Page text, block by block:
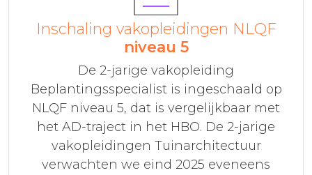
Inschaling vakopleidingen NLQF
niveau 5
De 2-jarige vakopleiding
Beplantingsspecialist is ingeschaald op
NLQF niveau 5, dat is vergelijkbaar met
het AD-traject in het HBO. De 2-jarige
vakopleidingen Tuinarchitectuur
verwachten we eind 2025 eveneens